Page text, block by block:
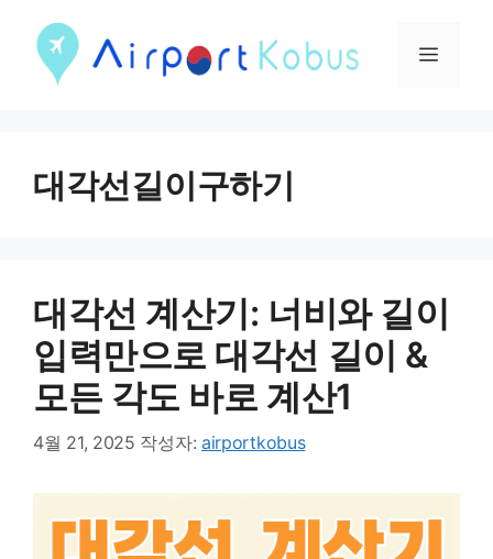
메
대각선길이구하기
대각선 계산기: 너비와 길이
입력만으로 대각선 길이 &
모든 각도 바로 계산1
4월 21, 2025 작성자: airportkobus